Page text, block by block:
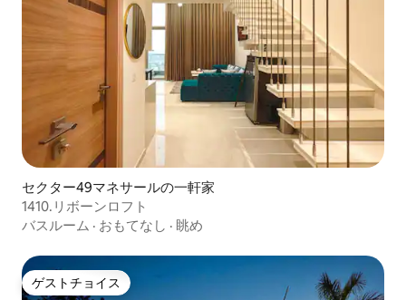
セクター49マネサールの一軒家
1410.リボーンロフト
バスルーム · おもてなし · 眺め
ゲストチョイス
ゲストチョイス